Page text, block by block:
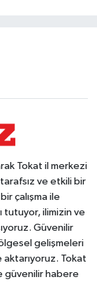
Tokat il merkezi
ve etkili bir
çalışma ile
tutuyor, ilimizin ve
Güvenilir
gelişmeleri
aktarıyoruz. Tokat
güvenilir habere